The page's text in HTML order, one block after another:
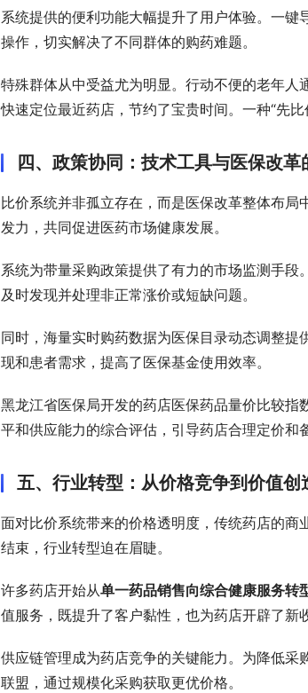
系统提供的便利功能大幅提升了用户体验。一键
操作，切实解决了不同群体的购药难题。
特殊群体从中受益尤为明显。行动不便的老年
快速定位最近药店，节约了宝贵时间。一种“先比
四、政策协同：技术工具与医保改革
比价系统并非孤立存在，而是医保改革整体布
发力，共同促进医药市场健康发展。
系统为带量采购政策提供了有力的市场监测手
及时发现并处理非正常涨价或短缺问题。
同时，海量实时购药数据为医保目录动态调整
现和患者需求，提高了医保基金使用效率。
黑龙江省医保局开发的药店医保药品量价比较
平和供应能力的综合评估，引导药店合理定价和
五、行业转型：从价格竞争到价值创
面对比价系统带来的价格透明度，传统药店的
结束，行业转型迫在眉睫。
许多药店开始从单一药品销售向综合健康服务转
值服务，既提升了客户黏性，也为药店开辟了新
供应链管理成为药店竞争的关键能力。为降低
联盟，通过规模化采购获取更优价格。